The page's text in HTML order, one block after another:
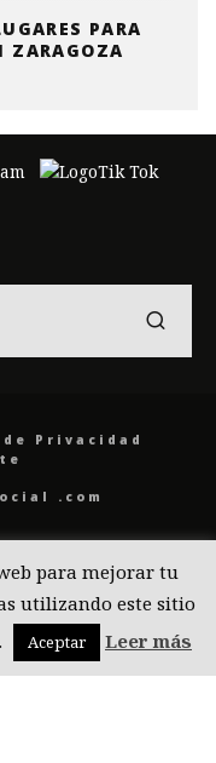
PARA
ZARAGOZA
Privacidad
.com
para mejorar tu
utilizando este sitio
Aceptar Leer más